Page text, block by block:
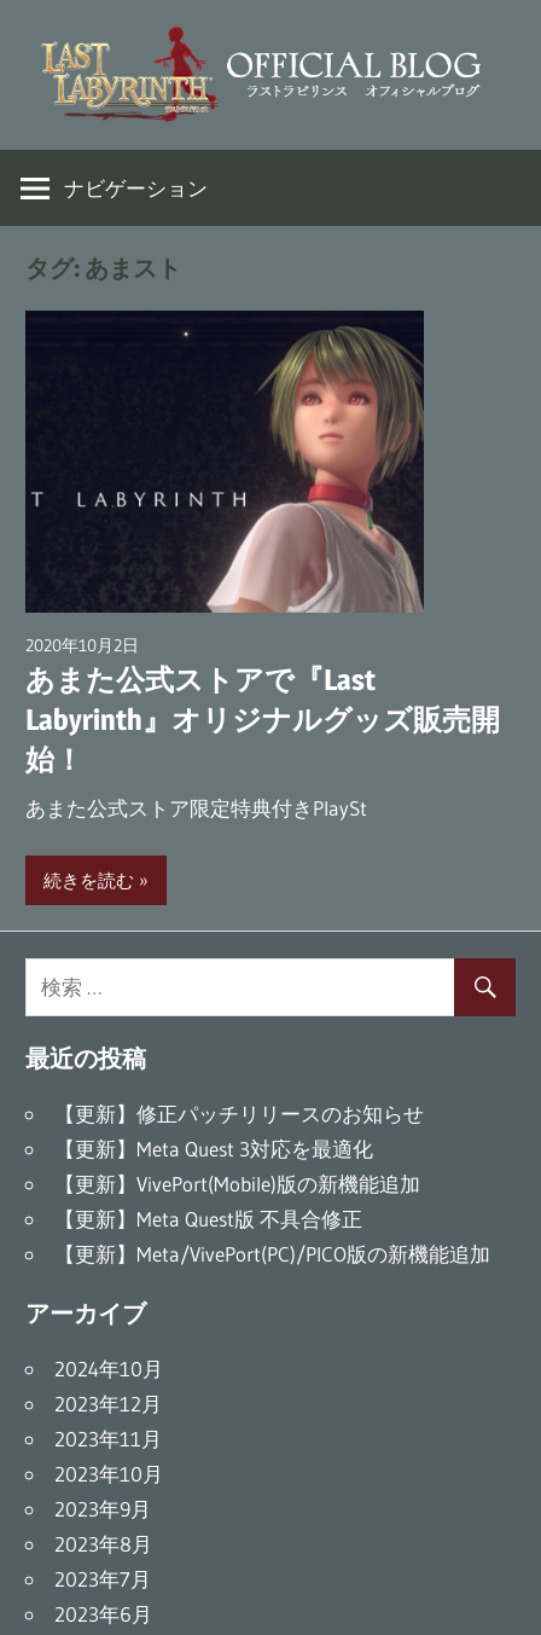
ツ
ス
Last
Labyrinth
Official
Weblog
出
ド
ベ
ゲ
公
式
ブ
ロ
グ
ナビゲーション
タグ: あまスト
2020年10月2日
あまた公式ストアで『Last
Labyrinth』オリジナルグッズ販売開
始！
あまた公式ストア限定特典付きPlaySt
続きを読む
最近の投稿
【更新】修正パッチリリースのお知らせ
【更新】Meta Quest 3対応を最適化
【更新】VivePort(Mobile)版の新機能追加
【更新】Meta Quest版 不具合修正
【更新】Meta/VivePort(PC)/PICO版の新機能追加
アーカイブ
2024年10月
2023年12月
2023年11月
2023年10月
2023年9月
2023年8月
2023年7月
2023年6月